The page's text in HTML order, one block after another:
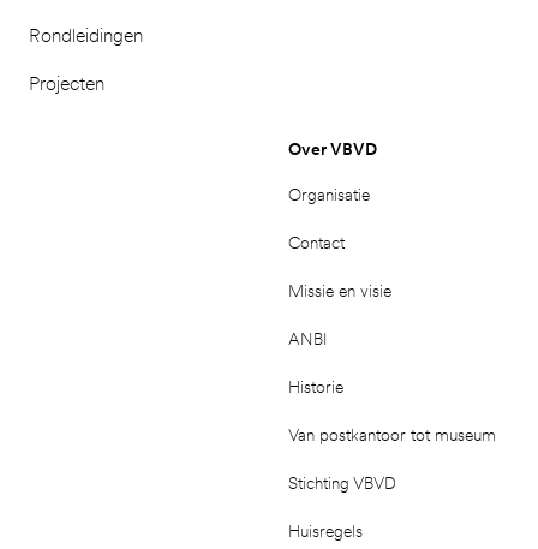
Rondleidingen
Projecten
Over VBVD
Organisatie
Contact
Missie en visie
ANBI
Historie
Van postkantoor tot museum
Stichting VBVD
Huisregels